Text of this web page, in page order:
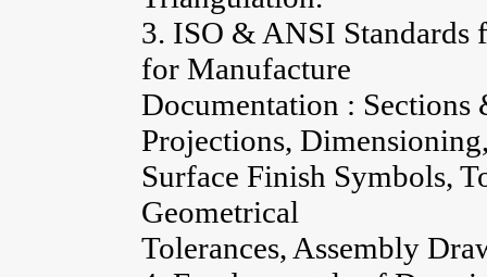
3. ISO & ANSI Standards
for Manufacture
Documentation :
Projections,
Surface Finish Symbols,
Geometrical
Tolerances, Assembly